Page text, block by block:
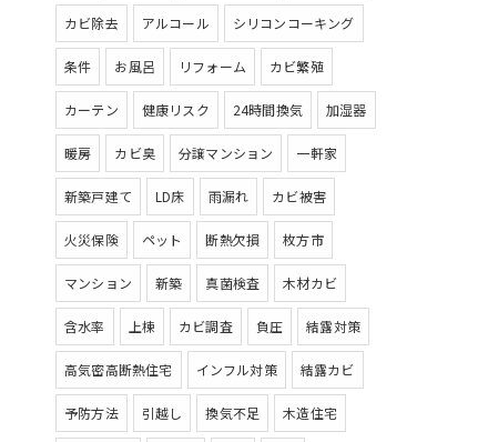
カビ除去 アルコール シリコンコーキング
条件 お風呂 リフォーム カビ繁殖
カーテン 健康リスク 24時間換気 加湿器
暖房 カビ臭 分譲マンション 一軒家
新築戸建て LD床 雨漏れ カビ被害
火災保険 ペット 断熱欠損 枚方市
マンション 新築 真菌検査 木材カビ
含水率 上棟 カビ調査 負圧 結露対策
高気密高断熱住宅 インフル対策 結露カビ
予防方法 引越し 換気不足 木造住宅